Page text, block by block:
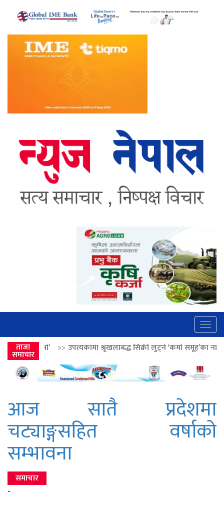
ताजा
समाचार
उपत्यकामा श्रृंखलाबद्ध सिक्री लुट्ने ‘कर्मा समूह’का नाइकेसहित पाँच पक्राउ
आज सातै प्रदेशमा
चट्याङ्गसहित वर्षाको
सम्भावना
समाचार
-